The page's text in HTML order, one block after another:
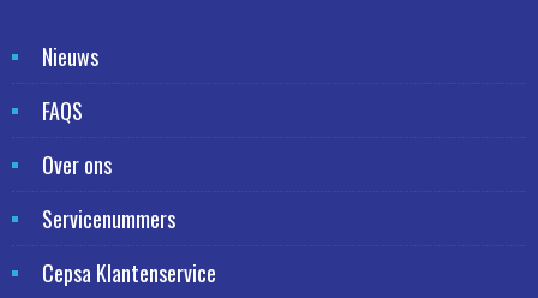
Nieuws
FAQS
Over ons
Servicenummers
Cepsa Klantenservice